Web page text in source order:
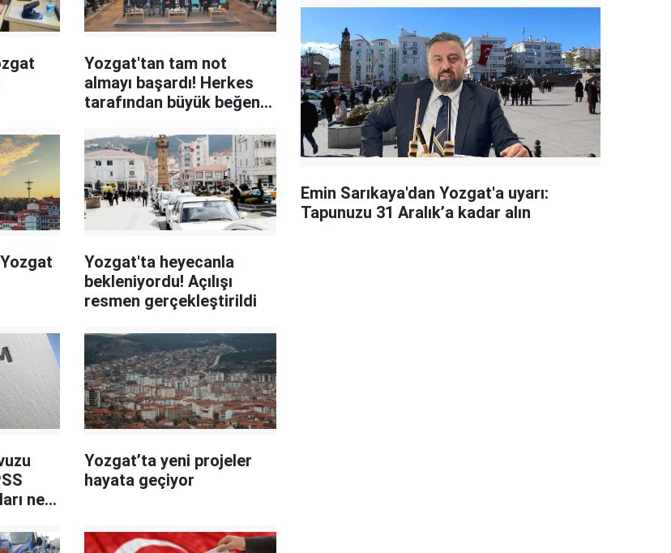
Yozgat'tan tam not
almayı başardı! Herkes
tarafından büyük beğeni
Yozgat'ta heyecanla
bekleniyordu! Açılışı
resmen gerçekleştirildi
ne
Yozgat’ta yeni projeler
hayata geçiyor
Emin Sarıkaya'dan Yozgat'a uyarı:
Tapunuzu 31 Aralık’a kadar alın